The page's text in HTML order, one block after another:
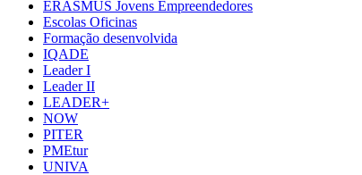
ERASMUS Jovens Empreendedores
Escolas Oficinas
Formação desenvolvida
IQADE
Leader I
Leader II
LEADER+
NOW
PITER
PMEtur
UNIVA